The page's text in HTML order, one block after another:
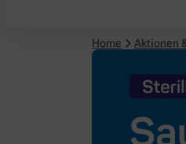
Home Aktionen